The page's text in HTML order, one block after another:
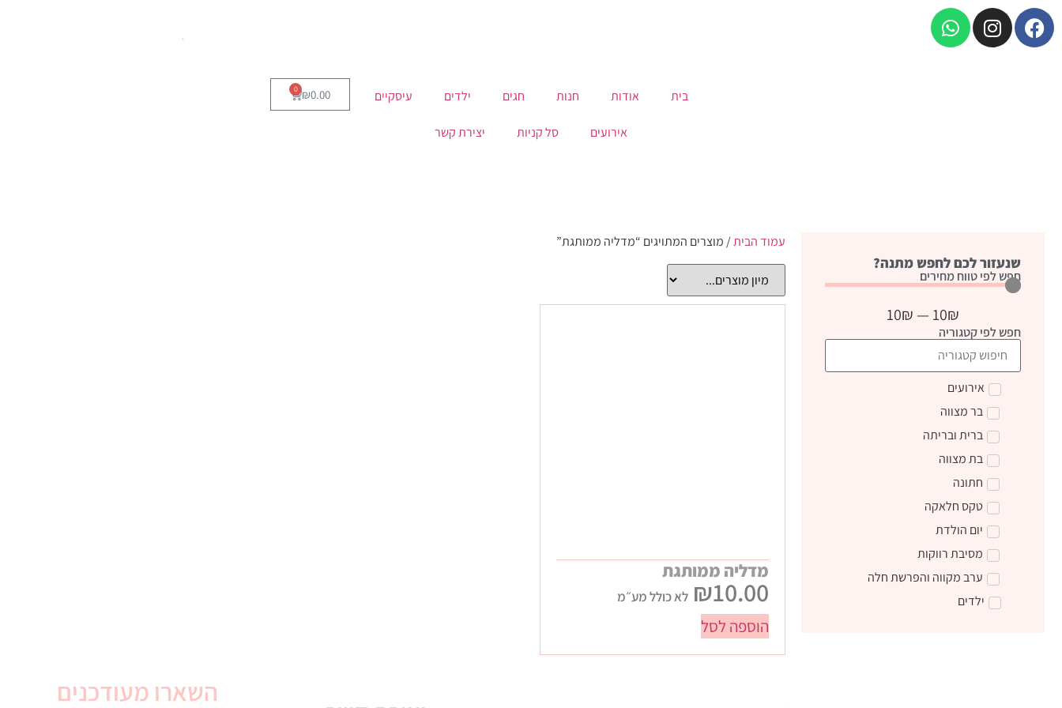
בית אודות חנות חגים ילדים עיסקיים
אירועים סל קניות יצירת קשר
₪0.00
0
שנעזור לכם לחפש מתנה?
חפש לפי טווח מחירים
10₪
—
10₪
חפש לפי קטגוריה
אירועים
בר מצווה
ברית ובריתה
בת מצווה
חתונה
טקס חלאקה
יום הולדת
מסיבת רווקות
ערב מקווה והפרשת חלה
ילדים
עמוד הבית/ מוצרים המתויגים “מדליה ממותגת”
מדליה ממותגת
₪10.00 לא כולל מע״מ
הוספה לסל
השארו מעודכנים